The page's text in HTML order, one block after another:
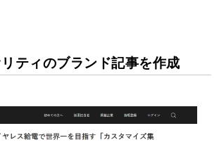
ティのブランド記事を作成